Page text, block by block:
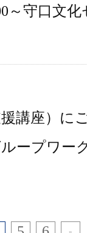
～守口文
講座）に
ープワー
»